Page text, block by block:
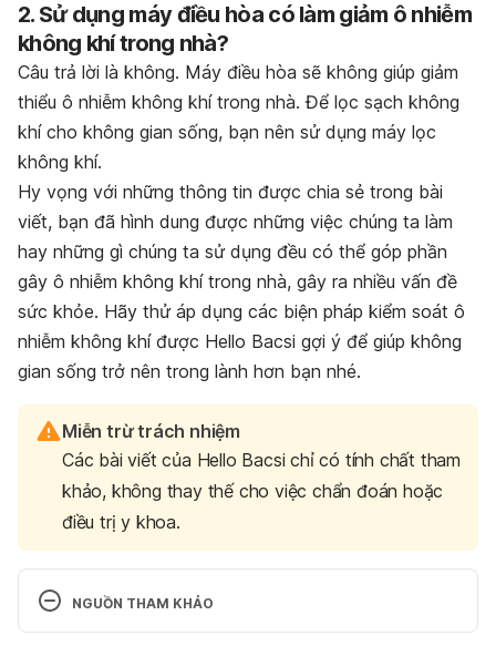
2. Sử dụng máy điều hòa có làm giảm ô nhiễm
không khí trong nhà?
Câu trả lời là không. Máy điều hòa sẽ không giúp giảm
thiểu ô nhiễm không khí trong nhà. Để lọc sạch không
khí cho không gian sống, bạn nên sử dụng máy lọc
không khí.
Hy vọng với những thông tin được chia sẻ trong bài
viết, bạn đã hình dung được những việc chúng ta làm
hay những gì chúng ta sử dụng đều có thể góp phần
gây ô nhiễm không khí trong nhà, gây ra nhiều vấn đề
sức khỏe. Hãy thử áp dụng các biện pháp kiểm soát ô
nhiễm không khí được Hello Bacsi gợi ý để giúp không
gian sống trở nên trong lành hơn bạn nhé.
Miễn trừ trách nhiệm
Các bài viết của Hello Bacsi chỉ có tính chất tham
khảo, không thay thế cho việc chẩn đoán hoặc
điều trị y khoa.
NGUỒN THAM KHẢO